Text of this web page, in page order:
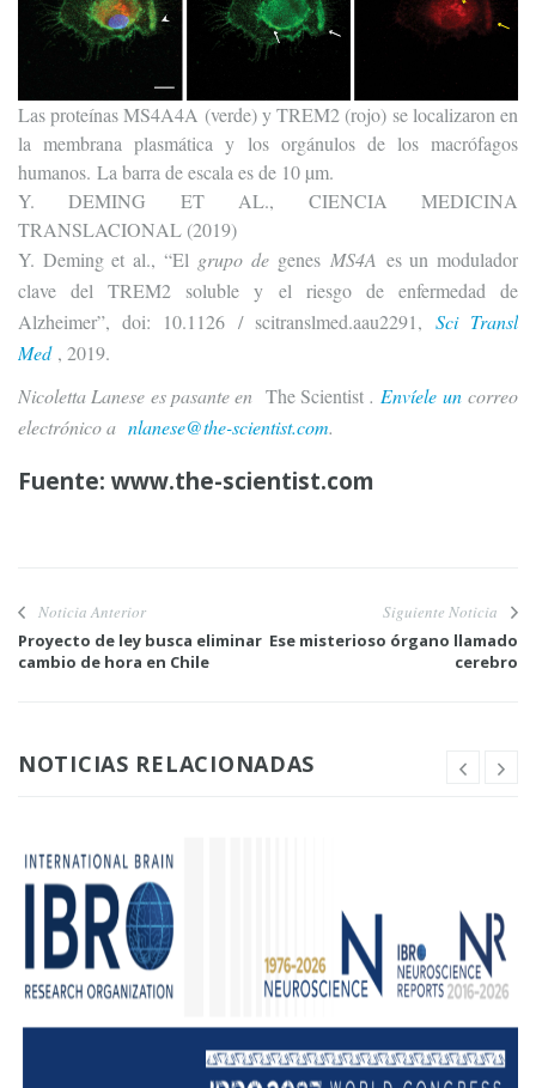
Las proteínas MS4A4A (verde) y TREM2 (rojo) se localizaron en
la membrana plasmática y los orgánulos de los macrófagos
humanos. La barra de escala es de 10 µm.
Y. DEMING ET AL., CIENCIA MEDICINA
TRANSLACIONAL (2019)
Y. Deming et al., “El grupo degenes MS4A es un modulador
clave del TREM2 soluble y el riesgo de enfermedad de
Alzheimer”, doi: 10.1126 / scitranslmed.aau2291, Sci Transl
Med, 2019.
Nicoletta Lanese es pasante en The Scientist. Envíele uncorreo
electrónico a nlanese@the-scientist.com.
Fuente: www.the-scientist.com
Noticia Anterior
Proyecto de ley busca eliminar
cambio de hora en Chile
Siguiente Noticia
Ese misterioso órgano llamado
cerebro
NOTICIAS RELACIONADAS